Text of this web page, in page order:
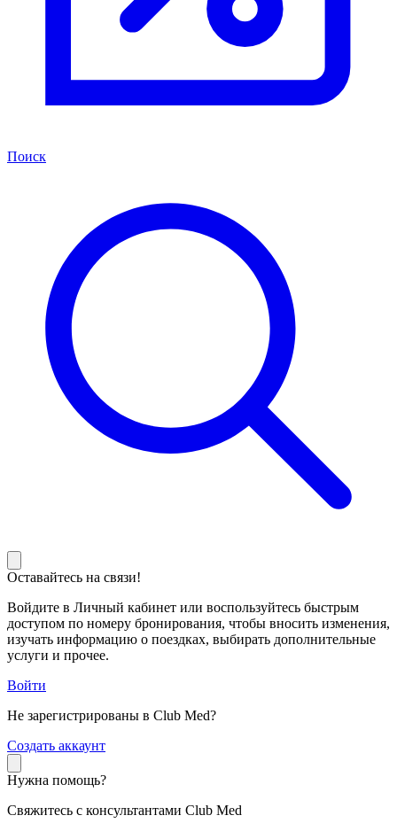
Поиск
Оставайтесь на связи!
Войдите в Личный кабинет или воспользуйтесь быстрым
доступом по номеру бронирования, чтобы вносить изменения,
изучать информацию о поездках, выбирать дополнительные
услуги и прочее.
Войти
Не зарегистрированы в Club Med?
Создать аккаунт
Нужна помощь?
Свяжитесь с консультантами Club Med